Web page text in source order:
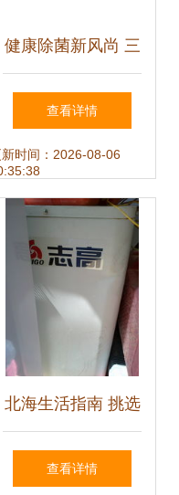
健康除菌新风尚 三
菱日机壁挂空调新
品隆重登场
查看详情
时间：2026-08-06
北海生活指南 挑选
日用家电的要点与
查看详情